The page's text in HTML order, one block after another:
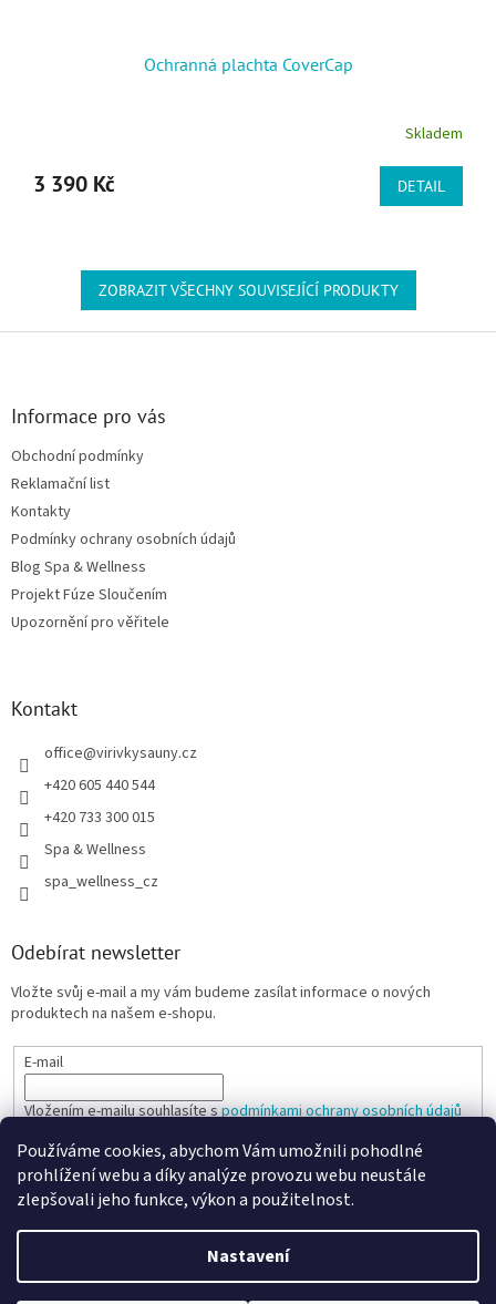
Používáme cookies, abychom Vám umožnili pohodlné
prohlížení webu a díky analýze provozu webu neustále
zlepšovali jeho funkce, výkon a použitelnost.
Nastavení
Ochranná plachta CoverCap
Skladem
3 390 Kč DETAIL
ZOBRAZIT VŠECHNY SOUVISEJÍCÍ PRODUKTY
Informace pro vás
Obchodní podmínky
Reklamační list
Kontakty
Podmínky ochrany osobních údajů
Blog Spa & Wellness
Projekt Fúze Sloučením
Upozornění pro věřitele
Kontakt
office@virivkysauny.cz
+420 605 440 544
+420 733 300 015
Spa & Wellness
spa_wellness_cz
Odebírat newsletter
Vložte svůj e-mail a my vám budeme zasílat informace o nových
produktech na našem e-shopu.
E-mail
Vložením e-mailu souhlasíte spodmínkami ochrany osobních údajů
PŘIHLÁSIT SE
Vytvořil Shoptet